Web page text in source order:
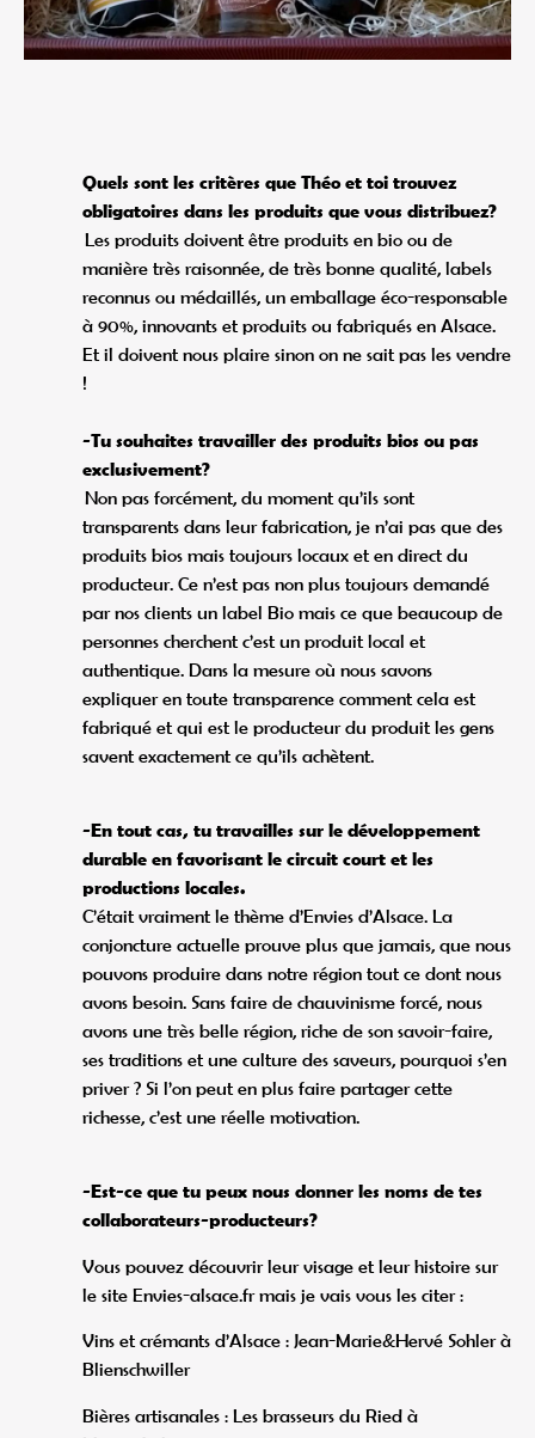
Quels sont les critères que Théo et toi trouvez
obligatoires dans les produits que vous distribuez?
Les produits doivent être produits en bio ou de
manière très raisonnée, de très bonne qualité, labels
reconnus ou médaillés, un emballage éco-responsable
à 90%, innovants et produits ou fabriqués en Alsace.
Et il doivent nous plaire sinon on ne sait pas les vendre
!
-Tu souhaites travailler des produits bios ou pas
exclusivement?
Non pas forcément, du moment qu’ils sont
transparents dans leur fabrication, je n’ai pas que des
produits bios mais toujours locaux et en direct du
producteur. Ce n’est pas non plus toujours demandé
par nos clients un label Bio mais ce que beaucoup de
personnes cherchent c’est un produit local et
authentique. Dans la mesure où nous savons
expliquer en toute transparence comment cela est
fabriqué et qui est le producteur du produit les gens
savent exactement ce qu’ils achètent.
-En tout cas, tu travailles sur le développement
durable en favorisant le circuit court et les
productions locales.
C’était vraiment le thème d’Envies d’Alsace. La
conjoncture actuelle prouve plus que jamais, que nous
pouvons produire dans notre région tout ce dont nous
avons besoin. Sans faire de chauvinisme forcé, nous
avons une très belle région, riche de son savoir-faire,
ses traditions et une culture des saveurs, pourquoi s’en
priver ? Si l’on peut en plus faire partager cette
richesse, c’est une réelle motivation.
-Est-ce que tu peux nous donner les noms de tes
collaborateurs-producteurs?
Vous pouvez découvrir leur visage et leur histoire sur
le site Envies-alsace.fr mais je vais vous les citer :
Vins et crémants d’Alsace : Jean-Marie&Hervé Sohler à
Blienschwiller
Bières artisanales : Les brasseurs du Ried à